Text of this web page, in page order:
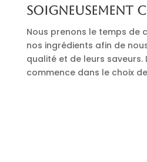
soigneusement
Nous prenons le temps de
nos ingrédients afin de
qualité et de leurs saveurs.
commence dans le choix